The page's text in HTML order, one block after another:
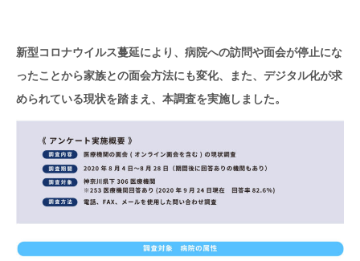
新型コロナウイルス蔓延により、病院への訪問や面会が停止にな
ったことから家族との面会方法にも変化、また、デジタル化が求
められている現状を踏まえ、本調査を実施しました。